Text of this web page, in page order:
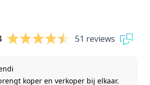
51 reviews
koper en verkoper bij elkaar.